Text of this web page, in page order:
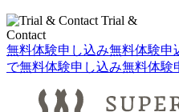
Trial &
Contact
無料体験申し込み無料体験申
で無料体験申し込み無料体験